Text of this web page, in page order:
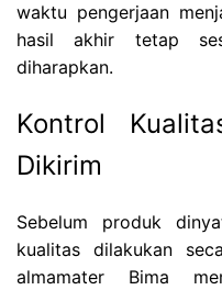
waktu pengerjaan
hasil akhir tetap
diharapkan.
Kontrol
Dikirim
Sebelum produk
kualitas dilakukan
almamater Bima